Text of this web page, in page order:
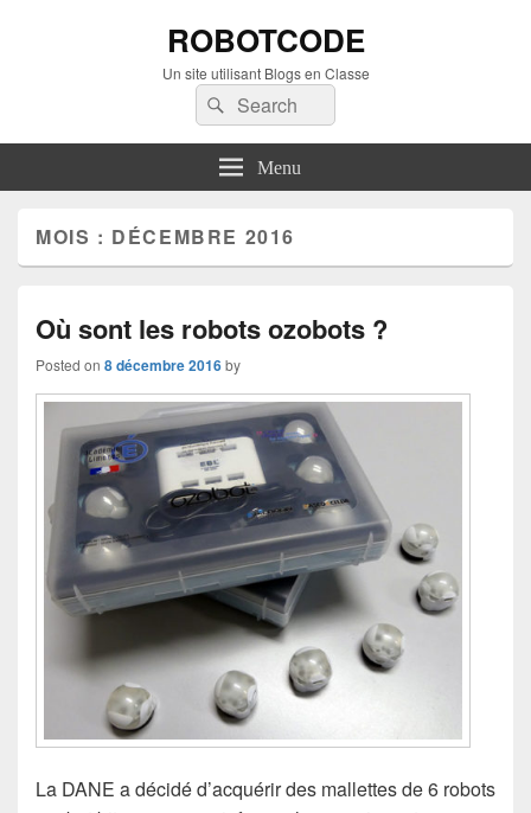
ROBOTCODE
Un site utilisant Blogs en Classe
Search
for:
Search
Menu
MOIS : DÉCEMBRE 2016
Où sont les robots ozobots ?
Posted on 8 décembre 2016by
La DANE a décidé d’acquérir des mallettes de 6 robots